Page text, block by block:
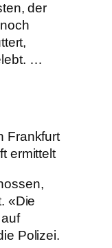
der
…
Frankfurt
ermittelt
«Die
Polizei.